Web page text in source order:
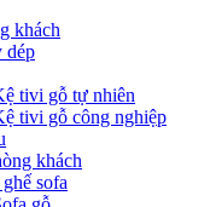
khách
dép
tivi gỗ tự nhiên
tivi gỗ công nghiệp
khách
sofa